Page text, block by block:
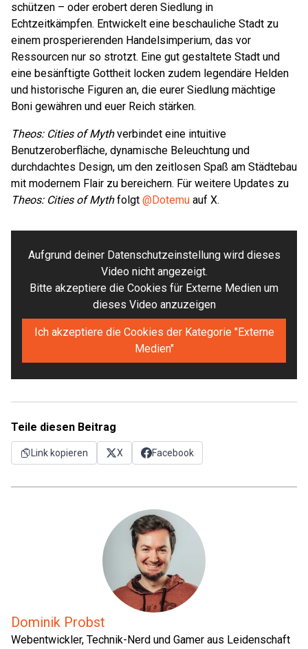
schützen – oder erobert deren Siedlung in
Echtzeitkämpfen. Entwickelt eine beschauliche Stadt zu
einem prosperierenden Handelsimperium, das vor
Ressourcen nur so strotzt. Eine gut gestaltete Stadt und
eine besänftigte Gottheit locken zudem legendäre Helden
und historische Figuren an, die eurer Siedlung mächtige
Boni gewähren und euer Reich stärken.
Theos: Cities of Mythverbindet eine intuitive
Benutzeroberfläche, dynamische Beleuchtung und
durchdachtes Design, um den zeitlosen Spaß am Städtebau
mit modernem Flair zu bereichern. Für weitere Updates zu
Theos: Cities of Mythfolgt @Dotemu auf X.
Aufgrund deiner Datenschutzeinstellung wird dieses
Video nicht angezeigt.
Bitte akzeptiere die Cookies für Externe Medien um
dieses Video anzuzeigen
Ich akzeptiere die Cookies der Kategorie "Externe
Medien"
Teile diesen Beitrag
Link kopieren X Facebook
Dominik Probst
Webentwickler, Technik-Nerd und Gamer aus Leidenschaft